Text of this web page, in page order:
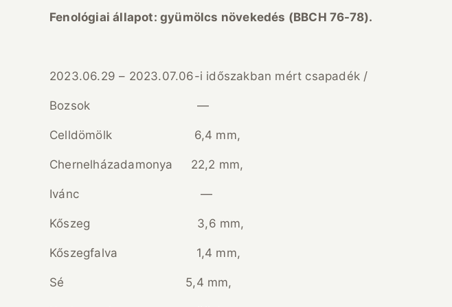
Fenológiaiállapot: gyümölcs növekedés (BBCH 76-78).
2023.06.29 – 2023.07.06-i időszakban mért csapadék /
Bozsok —
Celldömölk 6,4 mm,
Chernelházadamonya 22,2 mm,
Ivánc —
Kőszeg 3,6 mm,
Kőszegfalva 1,4 mm,
Sé 5,4 mm,